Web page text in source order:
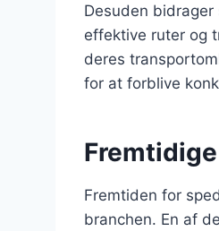
Desuden
effektive ruter og
deres
for at forblive
Fremtiden for
branchen. En af